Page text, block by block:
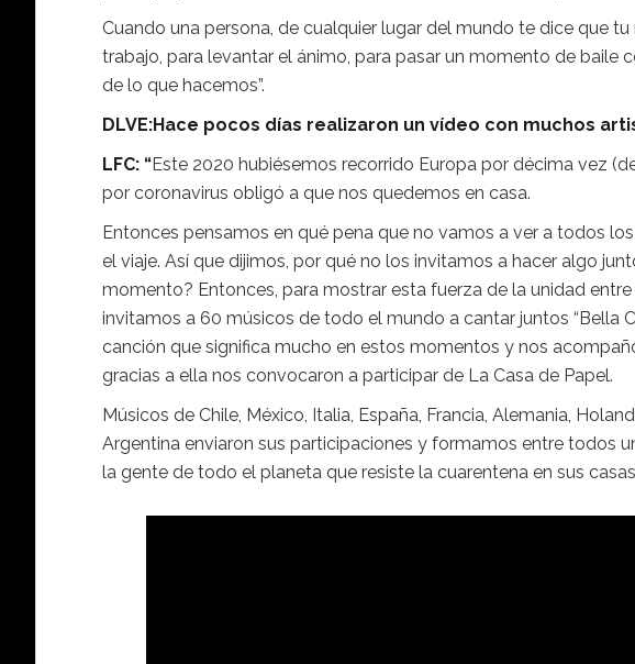
Cuando una persona, de cualquier lugar del mundo te dice que
trabajo, para levantar el ánimo, para pasar un momento de baile
de lo que hacemos”.
DLVE:Hace pocos días realizaron un vídeo con muchos
LFC: “Este 2020 hubiésemos recorrido Europa por décima vez
por coronavirus obligó a que nos quedemos en casa.
Entonces pensamos en qué pena que no vamos a ver a todos
el viaje. Así que dijimos, por qué no los invitamos a hacer algo
momento? Entonces, para mostrar esta fuerza de la unidad
invitamos a 60 músicos de todo el mundo a cantar juntos “Bella
canción que significa mucho en estos momentos y nos
gracias a ella nos convocaron a participar de La Casa de Papel.
Músicos de Chile, México, Italia, España, Francia, Alemania,
Argentina enviaron sus participaciones y formamos entre todos
la gente de todo el planeta que resiste la cuarentena en sus